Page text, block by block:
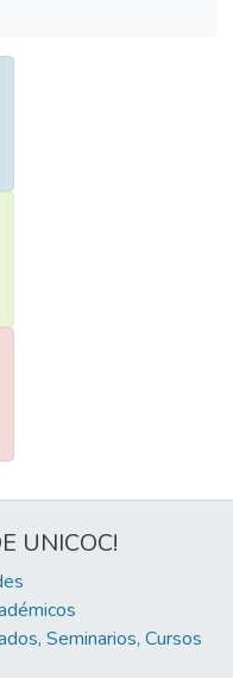
UNICOC!
Seminarios, Cursos